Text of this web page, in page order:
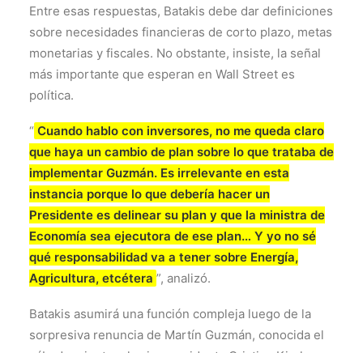
Entre esas respuestas, Batakis debe dar definiciones
sobre necesidades financieras de corto plazo, metas
monetarias y fiscales. No obstante, insiste, la señal
más importante que esperan en Wall Street es
política.
“ Cuando hablo con inversores, no me queda claro
que haya un cambio de plan sobre lo que trataba de
implementar Guzmán. Es irrelevante en esta
instancia porque lo que debería hacer un
Presidente es delinear su plan y que la ministra de
Economía sea ejecutora de ese plan… Y yo no sé
qué responsabilidad va a tener sobre Energía,
Agricultura, etcétera ”, analizó.
Batakis asumirá una función compleja luego de la
sorpresiva renuncia de Martín Guzmán, conocida el